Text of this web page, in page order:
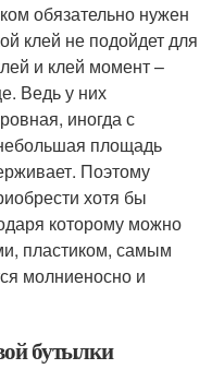
обязательно нужен
клей не подойдет для
и клей момент –
Ведь у них
иногда с
площадь
Поэтому
хотя бы
которому можно
пластиком, самым
молниеносно и
бутылки